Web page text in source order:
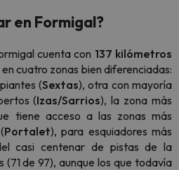
en Formigal?
cuenta con 137 kilómetros
cuatro zonas bien diferenciadas:
(Sextas), otra con mayoría
(Izas/Sarrios), la zona más
tiene acceso a las zonas más
Portalet), para esquiadores más
casi centenar de pistas de la
(71 de 97), aunque los que todavía